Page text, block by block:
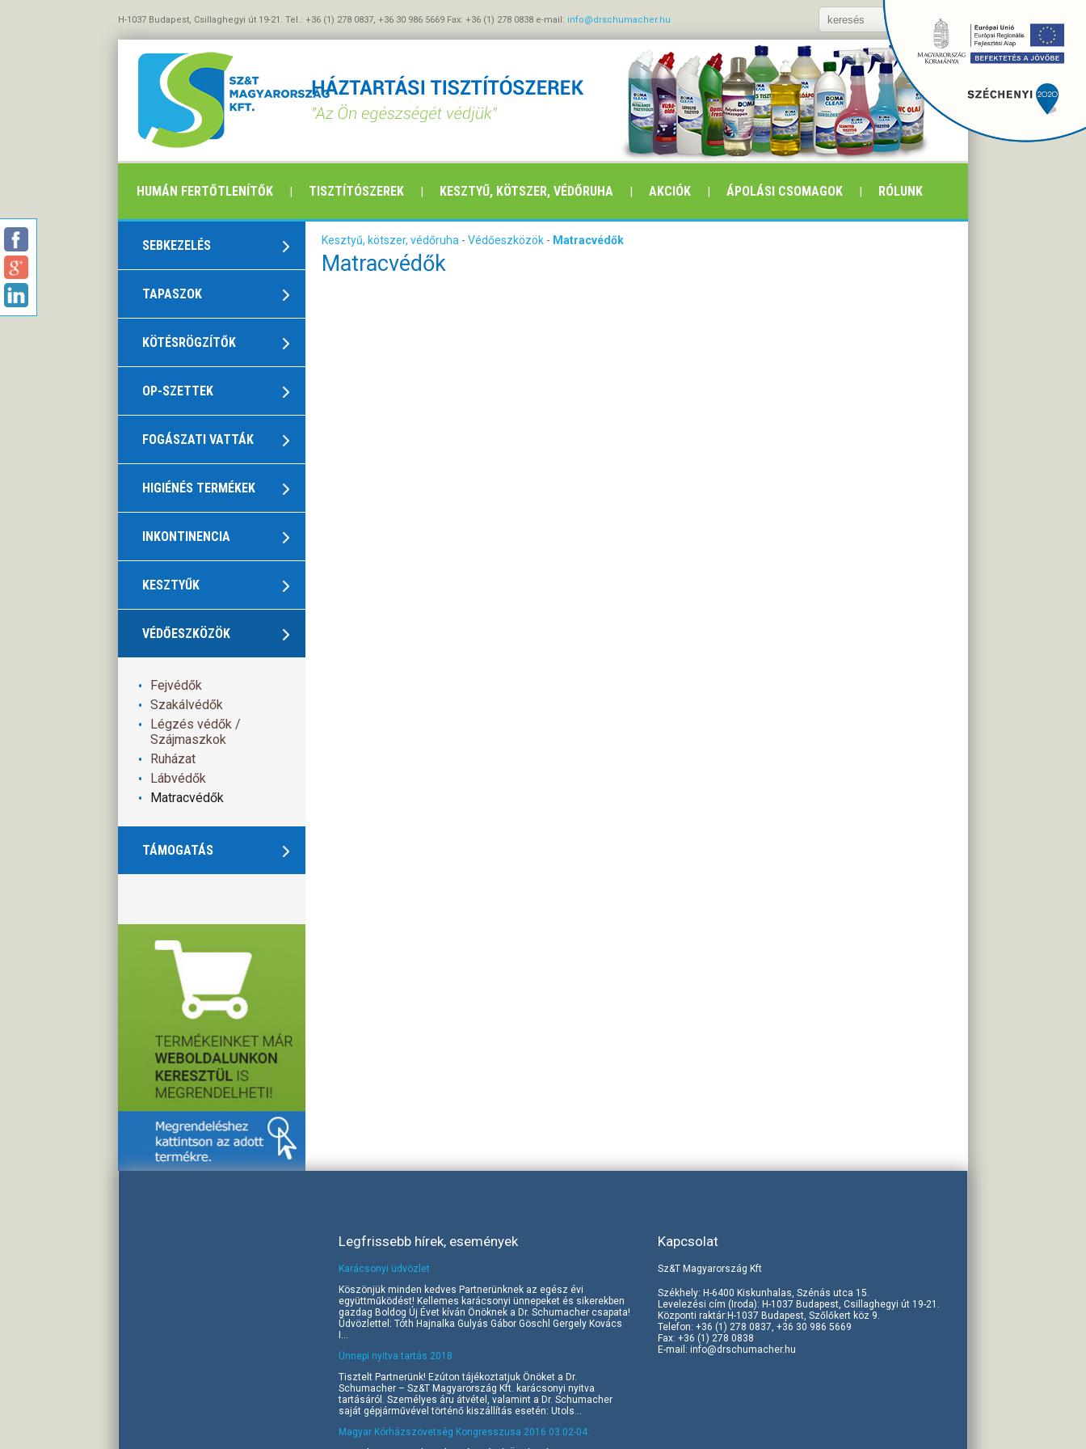
H-1037 Budapest, Csillaghegyi út 19-21. Tel.: +36 (1) 278 0837, +36 30 986 5669 Fax: +36 (1) 278 0838 e-mail: info@drschumacher.hu
HUMÁN FERTŐTLENÍTŐK TISZTÍTÓSZEREK KESZTYŰ, KÖTSZER, VÉDŐRUHA AKCIÓK ÁPOLÁSI CSOMAGOK RÓLUNK
SEBKEZELÉS
TAPASZOK
KÖTÉSRÖGZÍTŐK
OP-SZETTEK
FOGÁSZATI VATTÁK
HIGIÉNÉS TERMÉKEK
INKONTINENCIA
KESZTYŰK
VÉDŐESZKÖZÖK
Fejvédők
Szakálvédők
Légzés védők /
Szájmaszkok
Ruházat
Lábvédők
Matracvédők
TÁMOGATÁS
Kesztyű, kötszer, védőruha - Védőeszközök - Matracvédők
Matracvédők
Legfrissebb hírek, események
Karácsonyi üdvözlet
Köszönjük minden kedves Partnerünknek az egész évi
együttműködést! Kellemes karácsonyi ünnepeket és sikerekben
gazdag Boldog Új Évet kíván Önöknek a Dr. Schumacher csapata!
Üdvözlettel: Tóth Hajnalka Gulyás Gábor Göschl Gergely Kovács
I...
Ünnepi nyitva tartás 2018
Tisztelt Partnerünk! Ezúton tájékoztatjuk Önöket a Dr.
Schumacher – Sz&T Magyarország Kft. karácsonyi nyitva
tartásáról. Személyes áru átvétel, valamint a Dr. Schumacher
saját gépjárművével történő kiszállítás esetén: Utols...
Magyar Kórházszövetség Kongresszusa 2016.03.02-04.
Kapcsolat
Sz&T Magyarország Kft
Székhely: H-6400 Kiskunhalas, Szénás utca 15.
Levelezési cím (Iroda): H-1037 Budapest, Csillaghegyi út 19-21.
Központi raktár:H-1037 Budapest, Szőlőkert köz 9.
Telefon: +36 (1) 278 0837, +36 30 986 5669
Fax: +36 (1) 278 0838
E-mail: info@drschumacher.hu